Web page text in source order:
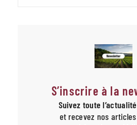
S’inscrire à la
Suivez toute
et recevez nos